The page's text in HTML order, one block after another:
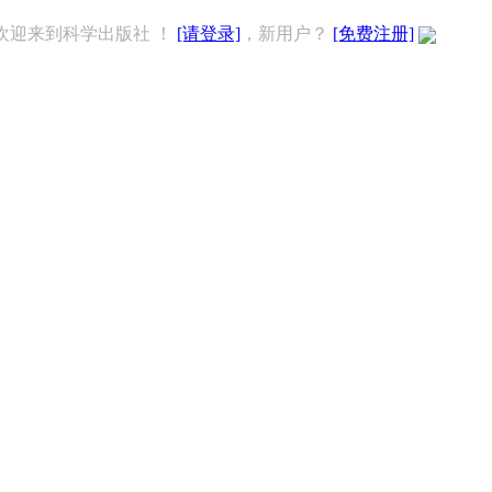
迎来到科学出版社 ！ [请登录] ，新用户？ [免费注册]